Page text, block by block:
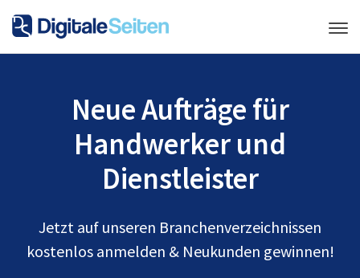
Neue Aufträge für
Handwerker und
Dienstleister
Jetzt auf unseren Branchenverzeichnissen
kostenlos anmelden & Neukunden gewinnen!